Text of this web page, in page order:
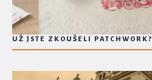
UŽ JSTE ZKOUŠELI PATCHWORK?